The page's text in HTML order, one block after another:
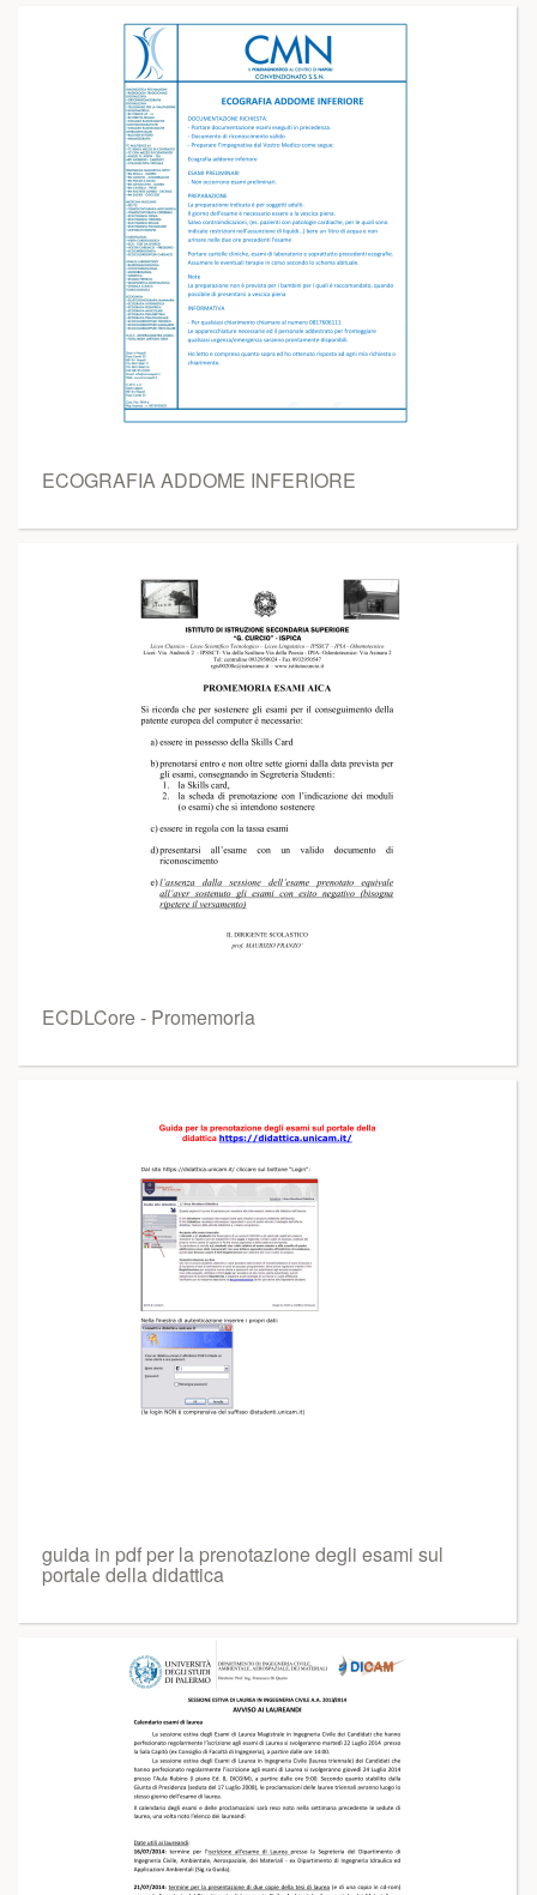
ECOGRAFIA ADDOME INFERIORE
ECDLCore - Promemoria
guida in pdf per la prenotazione degli esami sul
portale della didattica